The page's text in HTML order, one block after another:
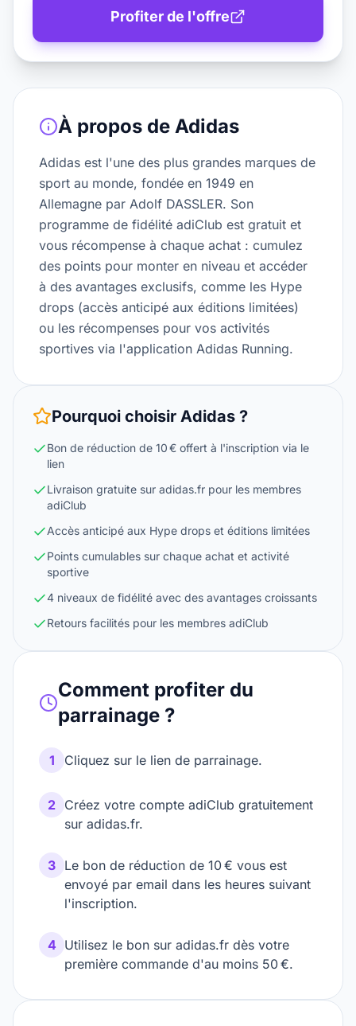
Profiter de l'offre
À propos de Adidas
Adidas est l'une des plus grandes marques de
sport au monde, fondée en 1949 en
Allemagne par Adolf DASSLER. Son
programme de fidélité adiClub est gratuit et
vous récompense à chaque achat : cumulez
des points pour monter en niveau et accéder
à des avantages exclusifs, comme les Hype
drops (accès anticipé aux éditions limitées)
ou les récompenses pour vos activités
sportives via l'application Adidas Running.
Comment profiter du
parrainage ?
1 Cliquez sur le lien de parrainage.
2 Créez votre compte adiClub gratuitement
sur adidas.fr.
3 Le bon de réduction de 10 € vous est
envoyé par email dans les heures suivant
l'inscription.
4 Utilisez le bon sur adidas.fr dès votre
première commande d'au moins 50 €.
Pourquoi choisir Adidas ?
Bon de réduction de 10 € offert à l'inscription via le
lien
Livraison gratuite sur adidas.fr pour les membres
adiClub
Accès anticipé aux Hype drops et éditions limitées
Points cumulables sur chaque achat et activité
sportive
4 niveaux de fidélité avec des avantages croissants
Retours facilités pour les membres adiClub